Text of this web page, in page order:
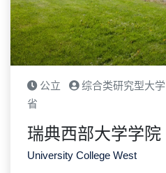
公立 综合类研究型大学
省
瑞典西部大学学院
University College West